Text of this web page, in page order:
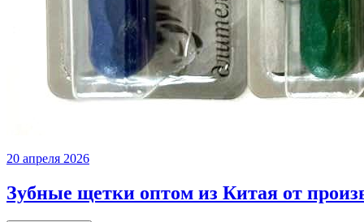
20 апреля 2026
Зубные щетки оптом из Китая от